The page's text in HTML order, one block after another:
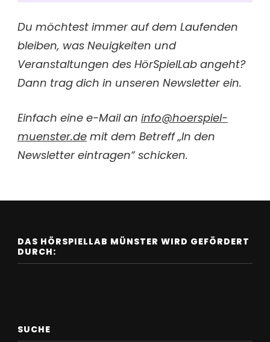
Du möchtest immer auf dem Laufenden
bleiben, was Neuigkeiten und
Veranstaltungen des HörSpielLab angeht?
Dann trag dich in unseren Newsletter ein.
Einfach eine e-Mail an info@hoerspiel-
muenster.de mit dem Betreff „In den
Newsletter eintragen“ schicken.
DAS HÖRSPIELLAB MÜNSTER WIRD GEFÖRDERT
DURCH:
SUCHE